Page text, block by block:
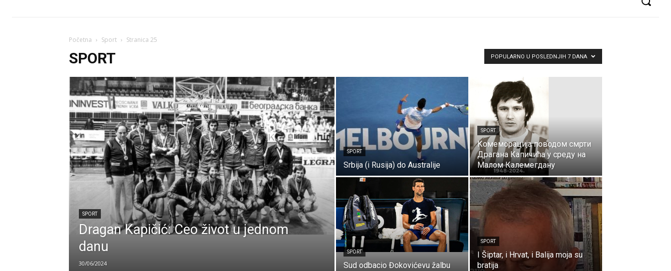
Početna Sport Stranica 25
SPORT POPULARNO U POSLEDNJIH 7 DANA
SPORT
Dragan Kapičić: Ceo život u jednom
danu
30/06/2024
SPORT
Srbija (i Rusija) do Australije
SPORT
Комеморација поводом смрти
Драгана Капичића у среду на
Малом Калемегдану
SPORT
Sud odbacio Đokovićevu žalbu
SPORT
I Šiptar, i Hrvat, i Balija moja su
bratija